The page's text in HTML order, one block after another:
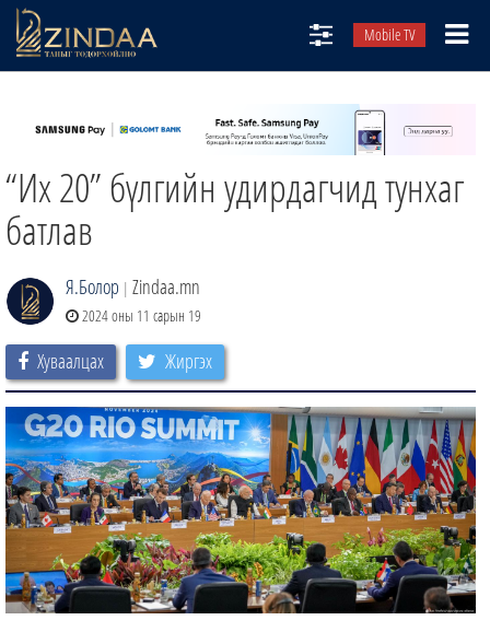
Mobile TV
ТВ8
ӨГЛӨӨНИЙ СОНИН
“Их 20” бүлгийн удирдагчид тунхаг
батлав
Я.Болор | Zindaa.mn
2024 оны 11 сарын 19
Хуваалцах Жиргэх